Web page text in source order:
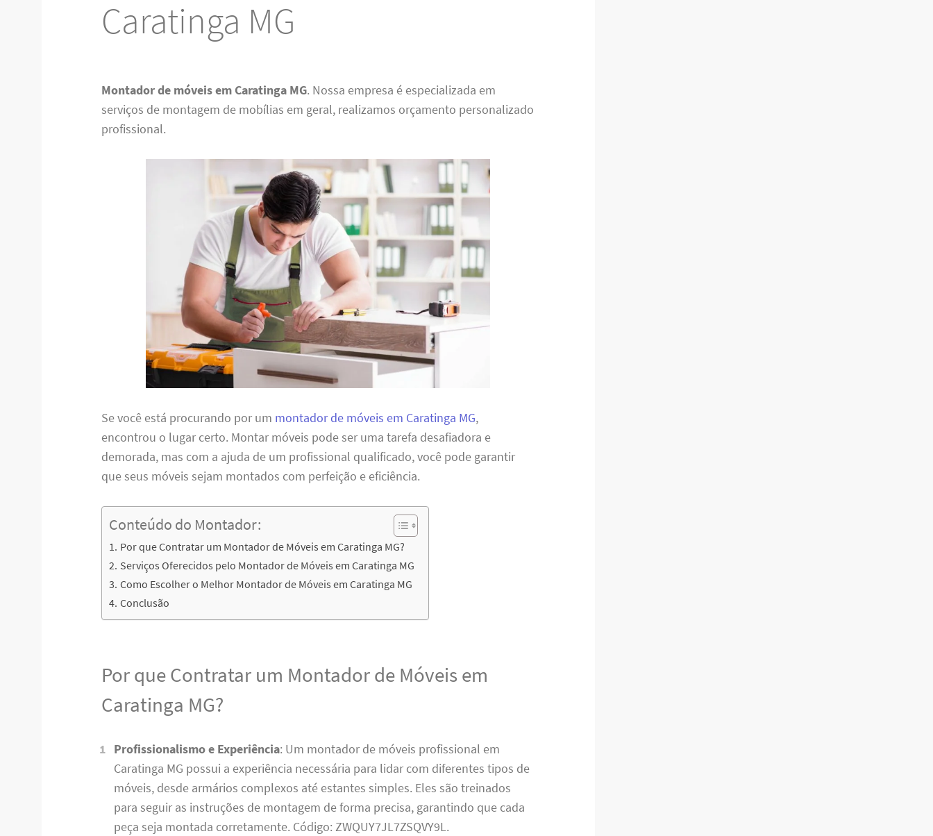
Caratinga MG
Montador de móveis em Caratinga MG. Nossa empresa é especializada em
serviços de montagem de mobílias em geral, realizamos orçamento personalizado
profissional.
Se você está procurando por um montador de móveis em Caratinga MG,
encontrou o lugar certo. Montar móveis pode ser uma tarefa desafiadora e
demorada, mas com a ajuda de um profissional qualificado, você pode garantir
que seus móveis sejam montados com perfeição e eficiência.
Conteúdo do Montador:
Por que Contratar um Montador de Móveis em Caratinga MG?
Serviços Oferecidos pelo Montador de Móveis em Caratinga MG
Como Escolher o Melhor Montador de Móveis em Caratinga MG
Conclusão
Por que Contratar um Montador de Móveis em
Caratinga MG?
Profissionalismo e Experiência: Um montador de móveis profissional em
Caratinga MG possui a experiência necessária para lidar com diferentes tipos de
móveis, desde armários complexos até estantes simples. Eles são treinados
para seguir as instruções de montagem de forma precisa, garantindo que cada
peça seja montada corretamente. Código: ZWQUY7JL7ZSQVY9L.